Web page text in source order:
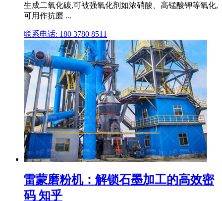
生成二氧化碳,可被强氧化剂如浓硝酸、高锰酸钾等氧化,
可用作抗磨 ...
联系电话: 180 3780 8511
雷蒙磨粉机：解锁石墨加工的高效密
码 知乎